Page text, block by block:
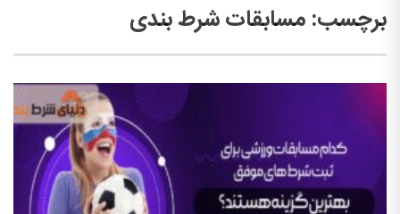
برچسب:مسابقات شرط بندی